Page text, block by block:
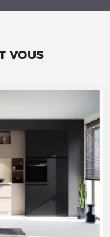
VOUS